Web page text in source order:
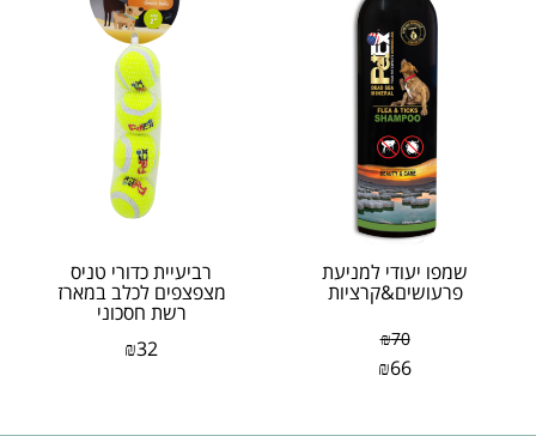
שמפו יעודי למניעת
פרעושים&קרציות
₪70
₪66
רביעיית כדורי טניס
מצפצפים לכלב במארז
רשת חסכוני
₪32